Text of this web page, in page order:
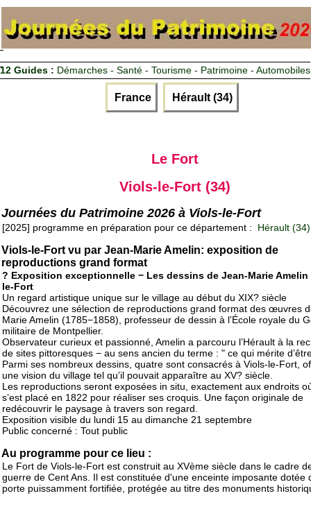
12 Guides : Démarches - Santé - Tourisme - Patrimoine - Automobiles
France Hérault (34)
Le Fort
Viols-le-Fort (34)
Journées du Patrimoine 2026 à Viols-le-Fort
[2025] programme en préparation pour ce département : Hérault (34)
Viols-le-Fort vu par Jean-Marie Amelin: exposition de
reproductions grand format
? Exposition exceptionnelle − Les dessins de Jean-Marie Amelin
le-Fort
Un regard artistique unique sur le village au début du XIX? siècle
Découvrez une sélection de reproductions grand format des œuvres
Marie Amelin (1785−1858), professeur de dessin à l’École royale du
militaire de Montpellier.
Observateur curieux et passionné, Amelin a parcouru l’Hérault à la
de sites pittoresques − au sens ancien du terme : " ce qui mérite
Parmi ses nombreux dessins, quatre sont consacrés à Viols-le-Fort,
une vision du village tel qu’il pouvait apparaître au XV? siècle.
Les reproductions seront exposées in situ, exactement aux endroits
s’est placé en 1822 pour réaliser ses croquis. Une façon originale de
redécouvrir le paysage à travers son regard.
Exposition visible du lundi 15 au dimanche 21 septembre
Public concerné : Tout public
Au programme pour ce lieu :
Le Fort de Viols-le-Fort est construit au XVème siècle dans le cadre
guerre de Cent Ans. Il est constituée d'une enceinte imposante dotée
porte puissamment fortifiée, protégée au titre des monuments